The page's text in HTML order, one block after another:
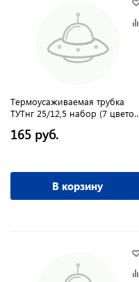
Термоусаживаемая трубка
ТУТнг 25/12,5 набор (7 цветов
165 руб.
В корзину